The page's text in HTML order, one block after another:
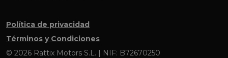
Política de privacidad
Términos y Condiciones
© 2026 Rattix Motors S.L. | NIF: B72670250